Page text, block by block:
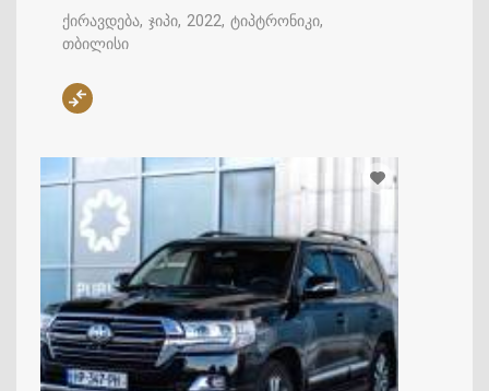
ქირავდება ჯიპი 2022 ტიპტრონიკი
თბილისი